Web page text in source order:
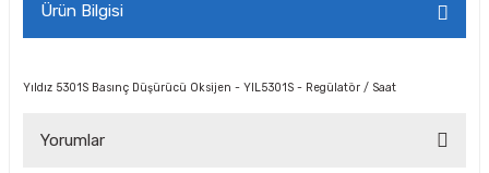
Ürün Bilgisi
Yıldız 5301S Basınç Düşürücü Oksijen - YIL5301S - Regülatör / Saat
Yorumlar